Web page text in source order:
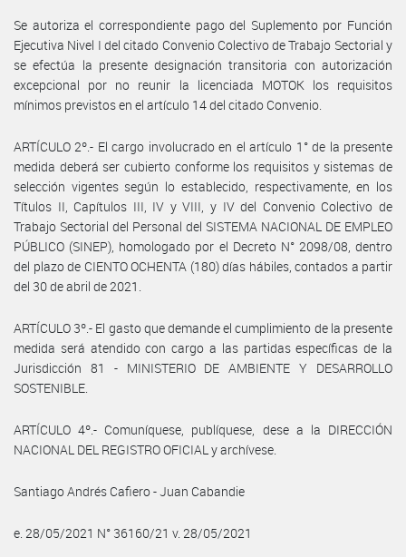
Se autoriza el correspondiente pago del Suplemento por Función
Ejecutiva Nivel I del citado Convenio Colectivo de Trabajo Sectorial y
se efectúa la presente designación transitoria con autorización
excepcional por no reunir la licenciada MOTOK los requisitos
mínimos previstos en el artículo 14 del citado Convenio.
ARTÍCULO 2º.- El cargo involucrado en el artículo 1° de la presente
medida deberá ser cubierto conforme los requisitos y sistemas de
selección vigentes según lo establecido, respectivamente, en los
Títulos II, Capítulos III, IV y VIII, y IV del Convenio Colectivo de
Trabajo Sectorial del Personal del SISTEMA NACIONAL DE EMPLEO
PÚBLICO (SINEP), homologado por el Decreto N° 2098/08, dentro
del plazo de CIENTO OCHENTA (180) días hábiles, contados a partir
del 30 de abril de 2021.
ARTÍCULO 3º.- El gasto que demande el cumplimiento de la presente
medida será atendido con cargo a las partidas específicas de la
Jurisdicción 81 - MINISTERIO DE AMBIENTE Y DESARROLLO
SOSTENIBLE.
ARTÍCULO 4º.- Comuníquese, publíquese, dese a la DIRECCIÓN
NACIONAL DEL REGISTRO OFICIAL y archívese.
Santiago Andrés Cafiero - Juan Cabandie
e. 28/05/2021 N° 36160/21 v. 28/05/2021